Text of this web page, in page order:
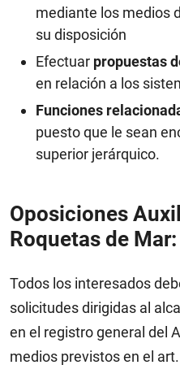
mediante los medios
su disposición
Efectuar propuestas
en relación a los
Funciones
puesto que le sean
superior jerárquico.
Oposiciones
Roquetas de
Todos los interesados
solicitudes dirigidas al
en el registro general del
medios previstos en el